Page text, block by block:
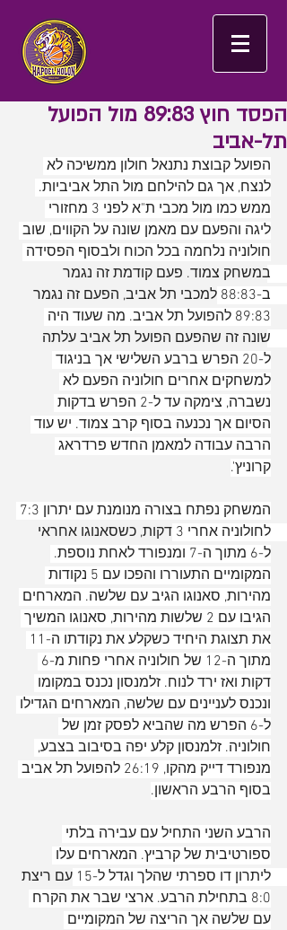
הפסד חוץ 89:83 מול הפועל
תל-אביב
הפועל קבוצת נתנאל חולון ממשיכה לא
לנצח, אך גם להילחם מול התל אביביות.
ממש כמו מול מכבי ת"א לפני 3 מחזורי
ליגה והפעם עם מאמן שונה על הקווים, שוב
חולוניה נלחמה בכל הכוח ולבסוף הפסידה
במשחק צמוד. פעם קודמת זה נגמר
ב-88:83 למכבי תל אביב, הפעם זה נגמר
89:83 להפועל תל אביב. מה שעוד היה
שונה זה שהפעם הפועל תל אביב עלתה
ל-20 הפרש ברבע השלישי אך בניגוד
למשחקים אחרים חולוניה הפעם לא
נשברה, צימקה עד ל-2 הפרש בדקות
הסיום אך נכנעה בסוף קרב צמוד. יש עוד
הרבה עבודה למאמן החדש פרדראג
קרוניץ'.
לחולוניה אחרי 3 דקות, כשסאנוגו אחראי
ל-6 מתוך ה-7 ומנפורד לאחת נוספת.
המקומיים התעוררו והפכו עם 5 נקודות
מהירות, סאנוגו הגיב עם שלשה. המארחים
הגיבו עם 2 שלשות מהירות, סאנוגו המשיך
דקות ואז ירד לנוח. זלמנסון נכנס במקומו
ונכנס לעניינים עם שלשה, המארחים הגדילו
ל-6 הפרש מה שהביא לפסק זמן של
חולוניה. זלמנסון קלע יפה בסיבוב בצבע,
מנפורד דייק מהקו, 26:19 להפועל תל אביב
בסוף הרבע הראשון.
הרבע השני התחיל עם עבירה בלתי
ספורטיבית של קרביץ. המארחים עלו
ליתרון דו ספרתי שהלך וגדל ל-15 עם ריצת
8:0 בתחילת הרבע. ארצי שבר את הקרח
עם שלשה אך הריצה של המקומיים